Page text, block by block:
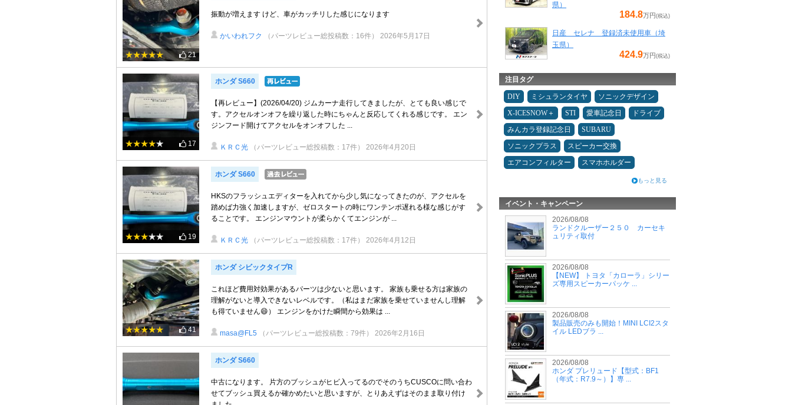
21
振動が増えます けど、車がカッチリした感じになります
かいわれフク （パーツレビュー総投稿数：16件） 2026年5月17日
17
ホンダ S660
【再レビュー】(2026/04/20) ジムカーナ走行してきましたが、とても良い感じで
す。アクセルオンオフを繰り返した時にちゃんと反応してくれる感じです。 エン
ジンフード開けてアクセルをオンオフした ...
ＫＲＣ光 （パーツレビュー総投稿数：17件） 2026年4月20日
19
ホンダ S660
HKSのフラッシュエディターを入れてから少し気になってきたのが、アクセルを
踏めば力強く加速しますが、ゼロスタートの時にワンテンポ遅れる様な感じがす
ることです。 エンジンマウントが柔らかくてエンジンが ...
ＫＲＣ光 （パーツレビュー総投稿数：17件） 2026年4月12日
41
ホンダ シビックタイプR
これほど費用対効果があるパーツは少ないと思います。 家族も乗せる方は家族の
理解がないと導入できないレベルです。（私はまだ家族を乗せていませんし理解
も得ていません😄） エンジンをかけた瞬間から効果は ...
masa@FL5 （パーツレビュー総投稿数：79件） 2026年2月16日
ホンダ S660
中古になります。 片方のブッシュがヒビ入ってるのでそのうちCUSCOに問い合わ
せてブッシュ買えるか確かめたいと思いますが、とりあえずはそのまま取り付け
県）
184.8万円(税込)
日産 セレナ 登録済未使用車（埼
玉県）
424.9万円(税込)
注目タグ
DIY ミシュランタイヤ
ソニックデザイン
X-ICESNOW＋
STI 愛車記念日
ドライブ
みんカラ登録記念日
SUBARU
ソニックプラス
スピーカー交換
エアコンフィルター
スマホホルダー
もっと見る
イベント・キャンペーン
2026/08/08
ランドクルーザー２５０ カーセキ
ュリティ取付
2026/08/08
【NEW】 トヨタ「カローラ」シリー
ズ専用スピーカーパッケ ...
2026/08/08
製品販売のみも開始！MINI LCI2スタ
イル LEDブラ ...
2026/08/08
ホンダ プレリュード【型式：BF1
（年式：R7.9～）】専 ...